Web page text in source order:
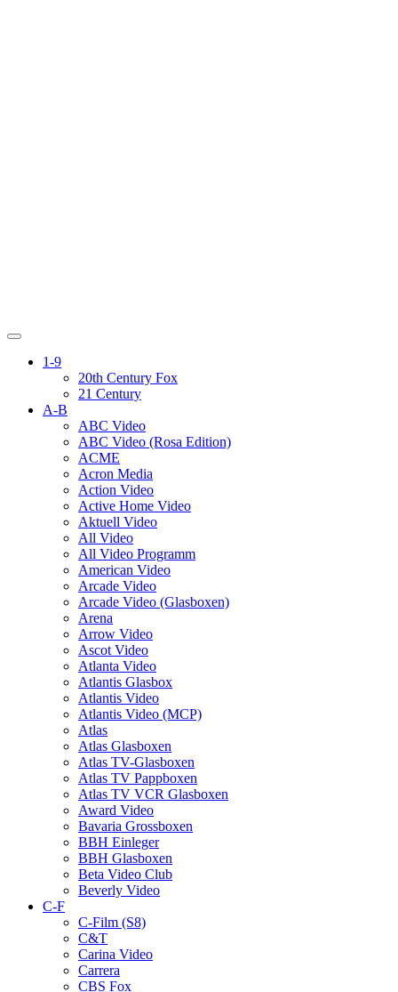
1-9
20th Century Fox
21 Century
A-B
ABC Video
ABC Video (Rosa Edition)
ACME
Acron Media
Action Video
Active Home Video
Aktuell Video
All Video
All Video Programm
American Video
Arcade Video
Arcade Video (Glasboxen)
Arena
Arrow Video
Ascot Video
Atlanta Video
Atlantis Glasbox
Atlantis Video
Atlantis Video (MCP)
Atlas
Atlas Glasboxen
Atlas TV-Glasboxen
Atlas TV Pappboxen
Atlas TV VCR Glasboxen
Award Video
Bavaria Grossboxen
BBH Einleger
BBH Glasboxen
Beta Video Club
Beverly Video
C-F
C-Film (S8)
C&T
Carina Video
Carrera
CBS Fox